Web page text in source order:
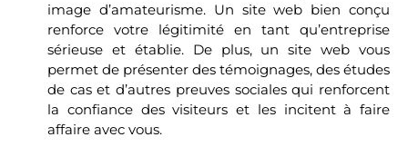
image d’amateurisme. Un site web bien conçu
renforce votre légitimité en tant qu’entreprise
sérieuse et établie. De plus, un site web vous
permet de présenter des témoignages, des études
de cas et d’autres preuves sociales qui renforcent
la confiance des visiteurs et les incitent à faire
affaire avec vous.